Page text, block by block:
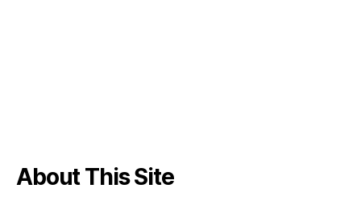
About This Site